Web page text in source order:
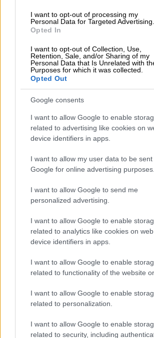
I want to opt-out of processing my
Personal Data for Targeted Advertising.
Opted In
I want to opt-out of Collection, Use,
Retention, Sale, and/or Sharing of my
Personal Data that Is Unrelated with
Purposes for which it was collected.
Opted Out
Google consents
I want to allow Google to enable
related to advertising like cookies on
device identifiers in apps.
I want to allow my user data to be sent
Google for online advertising purposes.
I want to allow Google to send me
personalized advertising.
I want to allow Google to enable
related to analytics like cookies on
device identifiers in apps.
I want to allow Google to enable
related to functionality of the website
I want to allow Google to enable
related to personalization.
I want to allow Google to enable
related to security, including
άποψή του ότι οι τάφοι είναι
μορφή κατάληψης χώρου, ακόμα
θάνατο, η οποία φανερώνει την
αποδομεί το μεγαλείο και να
ματαιοδοξία. Πίσω όμως από το
αυτοσαρκαστικό του χιούμορ,
βαθιά υπαρξιακή προσέγγιση,
ανθρώπινης ύπαρξης. Αυτή η
δεν μένει απλώς θεωρητική,
σατιρικές του σκηνές μέχρι τις
φιλοσοφικές του αναζητήσεις.
Ως πατέρας, ο Ο’Μπράιεν
πίσω από τον κωμικό κρύβεται
άνθρωπος με ευαισθησίες και
με τη σύζυγό του, Λίζα Πάουελ
έχουν αποκτήσει δύο παιδιά,
Μπέκετ. Αν και δεν διστάζει να
αστεία περιστατικά από τη ζωή
εμπειρία της πατρότητας τον
ριζικά. «Ό,τι θεωρούσα
αποκτήσω παιδιά τώρα μοιάζει
έχει πει, περιγράφοντας τη